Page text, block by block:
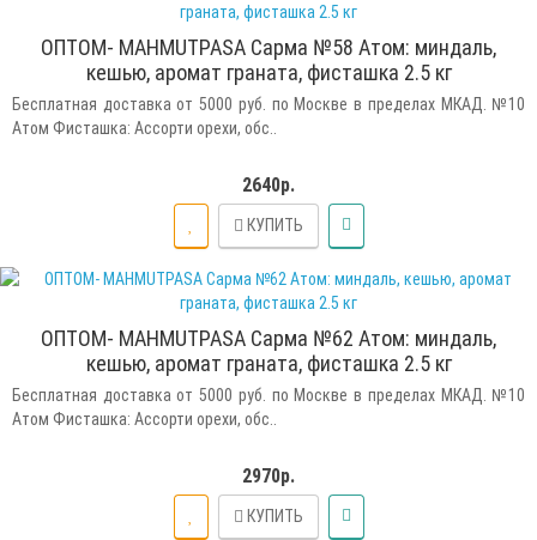
ОПТОМ- MAHMUTPASA Сарма №58 Атом: миндаль,
кешью, аромат граната, фисташка 2.5 кг
Бесплатная доставка от 5000 руб. по Москве в пределах МКАД. №10
Атом Фисташка: Ассорти орехи, обс..
2640р.
КУПИТЬ
ОПТОМ- MAHMUTPASA Сарма №62 Атом: миндаль,
кешью, аромат граната, фисташка 2.5 кг
Бесплатная доставка от 5000 руб. по Москве в пределах МКАД. №10
Атом Фисташка: Ассорти орехи, обс..
2970р.
КУПИТЬ